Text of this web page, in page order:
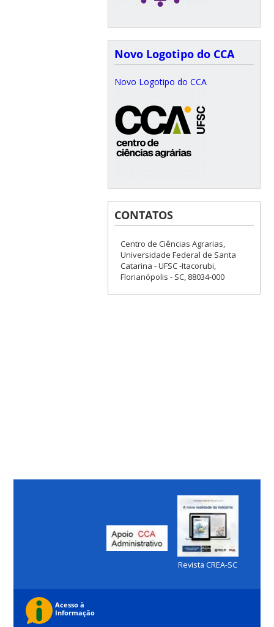
Novo Logotipo do CCA
Novo Logotipo do CCA
CONTATOS
Centro de Ciências Agrarias,
Universidade Federal de Santa
Catarina - UFSC -Itacorubi,
Florianópolis - SC, 88034-000
Revista CREA-SC